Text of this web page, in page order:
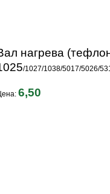
нагрева
/1027/1038/5017/5026/
6,50